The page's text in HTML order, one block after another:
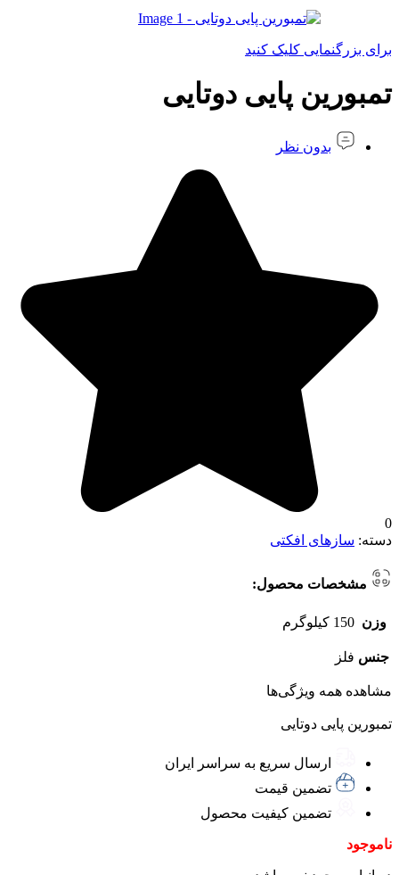
برای بزرگنمایی کلیک کنید
تمبورین پایی دوتایی
بدون نظر
0
دسته: سازهای افکتی
مشخصات محصول:
وزن 150 کیلوگرم
جنس فلز
مشاهده همه ویژگی‌ها
تمبورین پایی دوتایی
ارسال سریع به سراسر ایران
تضمین قیمت
تضمین کیفیت محصول
ناموجود